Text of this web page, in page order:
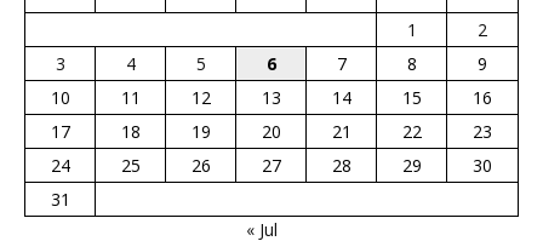
1
2
3
4 5 6 7 8
9
10
11 12 13 14 15
16
17
18 19 20 21 22
23
24
25 26 27 28 29
30
31
« Jul